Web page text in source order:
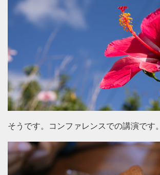
そうです。コンファレンスでの講演です。